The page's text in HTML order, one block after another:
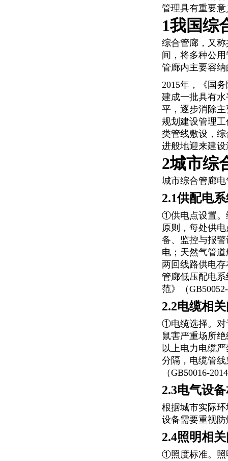
管理具有重要意
1我国综
综合管廊，又
间，将多种公
管廊内主要容
2015年，《国
建成一批具有
平，逐步消除
规划建设管理
类管线敷设，
进般地迎来建设
2城市综
城市综合管廊
2.1供配电
①供电点设置。
原则，每处供
备、监控与报
电；天然气管
两回线路供电
管廊低压配电
范》（
2.2电缆相
①电缆选择。对
鼠害严重场所
以上电力电缆
分隔，电缆管
（GB50016-
2.3电气设
根据城市实际
设备需要重视
2.4照明相
①照度标准。照